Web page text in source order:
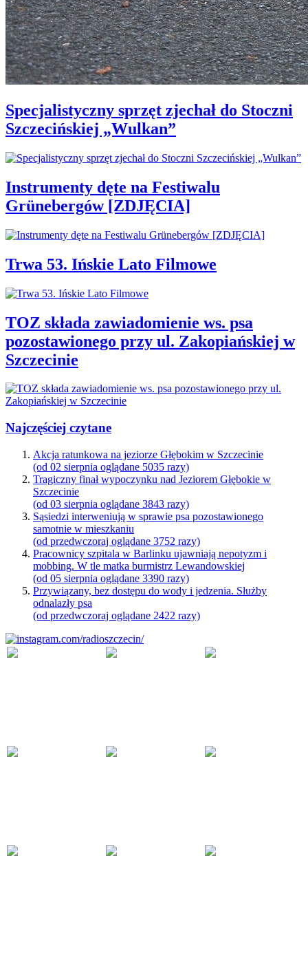
Specjalistyczny sprzęt zjechał do Stoczni
Szczecińskiej „Wulkan”
Instrumenty dęte na Festiwalu
Grünebergów [ZDJĘCIA]
Trwa 53. Ińskie Lato Filmowe
TOZ składa zawiadomienie ws. psa
pozostawionego przy ul. Zakopiańskiej w
Szczecinie
Najczęściej czytane
Akcja ratunkowa na jeziorze Głębokim w Szczecinie
(od 02 sierpnia oglądane 5035 razy)
Tragiczny finał wypoczynku nad Jeziorem Głębokie w
Szczecinie
(od 03 sierpnia oglądane 3843 razy)
Sąsiedzi interweniują w sprawie psa pozostawionego
samotnie w mieszkaniu
(od przedwczoraj oglądane 3752 razy)
Pracownicy szpitala w Barlinku ujawniają nepotyzm i
mobbing. W tle matka burmistrz Lewandowskiej
(od 05 sierpnia oglądane 3390 razy)
Przywiązany, bez dostępu do wody i jedzenia. Służby
odnalazły psa
(od przedwczoraj oglądane 2422 razy)